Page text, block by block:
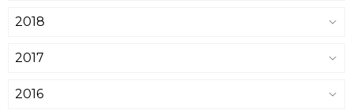
2018
2017
2016